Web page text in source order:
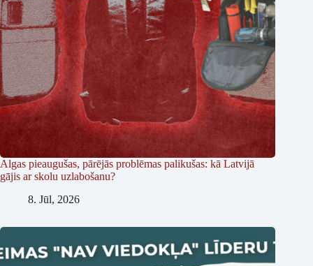
Algas pieaugušas, pārējās problēmas palikušas: kā Latvijā
gājis ar skolu uzlabošanu?
8. Jūl, 2026